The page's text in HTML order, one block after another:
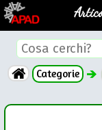
Categorie